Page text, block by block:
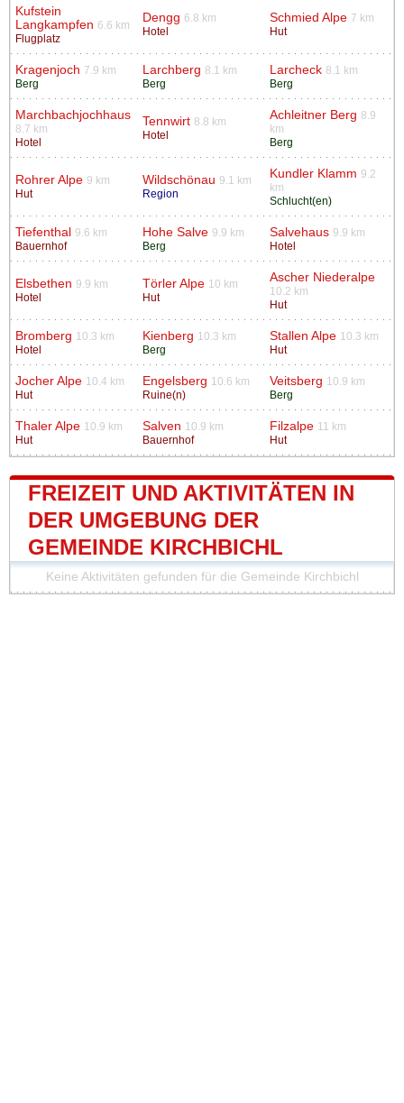
Kufstein
Langkampfen 6.6 km
Flugplatz
Dengg 6.8 km
Hotel
Schmied Alpe 7 km
Hut
Kragenjoch 7.9 km
Berg
Larchberg 8.1 km
Berg
Larcheck 8.1 km
Berg
Marchbachjochhaus
8.7 km
Hotel
Tennwirt 8.8 km
Hotel
Achleitner Berg 8.9
km
Berg
Rohrer Alpe 9 km
Hut
Wildschönau 9.1 km
Region
Kundler Klamm 9.2
km
Schlucht(en)
Tiefenthal
9.6 km
Bauernhof
Hohe Salve 9.9 km
Berg
Salvehaus 9.9 km
Hotel
Elsbethen 9.9 km
Hotel
Törler Alpe 10 km
Hut
Ascher Niederalpe
10.2 km
Hut
Bromberg 10.3 km
Hotel
Kienberg 10.3 km
Berg
Stallen Alpe 10.3 km
Hut
Jocher Alpe 10.4 km
Hut
Engelsberg 10.6 km
Ruine(n)
Veitsberg 10.9 km
Berg
Thaler Alpe 10.9 km
Hut
Salven 10.9 km
Bauernhof
Filzalpe 11 km
Hut
FREIZEIT UND AKTIVITÄTEN IN
DER UMGEBUNG DER
GEMEINDE KIRCHBICHL
Keine Aktivitäten gefunden für die Gemeinde Kirchbichl